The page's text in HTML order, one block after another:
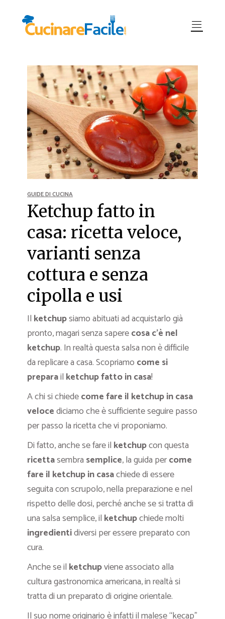
GUIDE DI CUCINA
Ketchup fatto in
casa: ricetta veloce,
varianti senza
cottura e senza
cipolla e usi
Il ketchupsiamo abituati ad acquistarlo già
pronto, magari senza saperecosa c’è nel
ketchup. In realtà questa salsa non è difficile
da replicare a casa. Scopriamo come si
preparail ketchup fatto in casa!
A chi si chiedecome fare il ketchup in casa
velocediciamo che è sufficiente seguire passo
per passo la ricetta che vi proponiamo.
Di fatto, anche se fare il ketchupcon questa
ricettasembra semplice, la guida percome
fare il ketchup in casachiede di essere
seguita con scrupolo, nella preparazione e nel
rispetto delle dosi, perché anche se si tratta di
una salsa semplice, il ketchupchiede molti
ingredientidiversi per essere preparato con
cura.
Anche se il ketchupviene associato alla
cultura gastronomica americana, in realtà si
tratta di un preparato di origine orientale.